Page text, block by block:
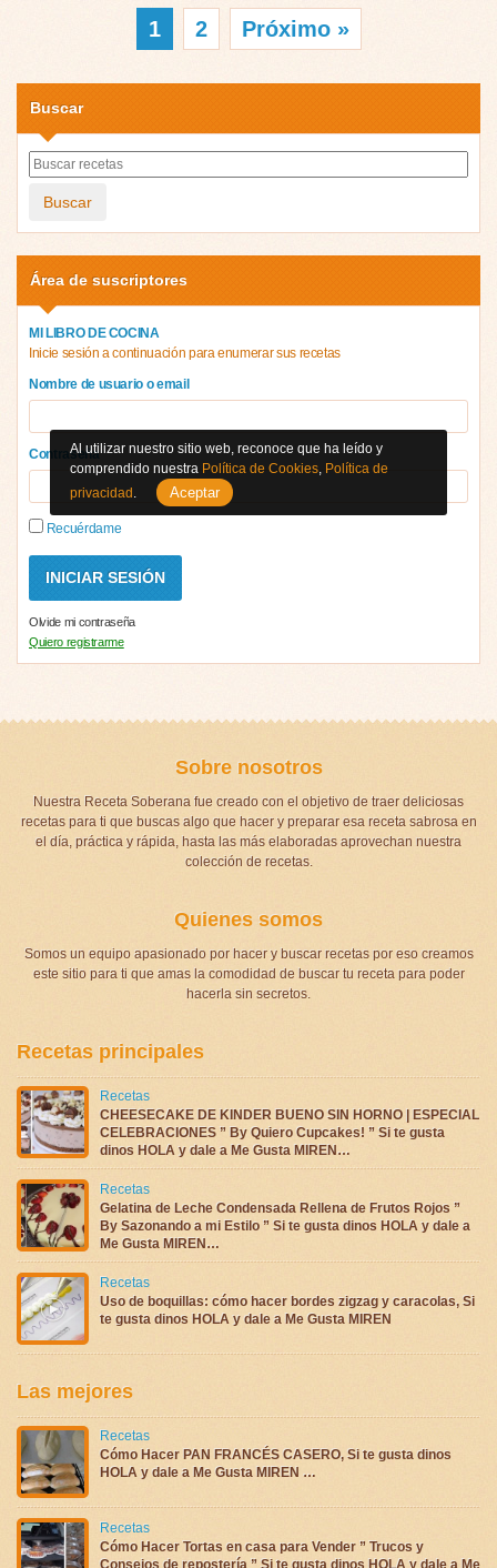
1 2 Próximo »
Buscar
Buscar
Área de suscriptores
MI LIBRO DE COCINA
Inicie sesión a continuación para enumerar sus recetas
Nombre de usuario o email
Contraseña
Recuérdame
Olvide mi contraseña
Quiero registrarme
Sobre nosotros
Nuestra Receta Soberana fue creado con el objetivo de traer deliciosas
recetas para ti que buscas algo que hacer y preparar esa receta sabrosa en
el día, práctica y rápida, hasta las más elaboradas aprovechan nuestra
colección de recetas.
Quienes somos
Somos un equipo apasionado por hacer y buscar recetas por eso creamos
este sitio para ti que amas la comodidad de buscar tu receta para poder
hacerla sin secretos.
Recetas principales
Recetas
CHEESECAKE DE KINDER BUENO SIN HORNO | ESPECIAL
CELEBRACIONES ” By Quiero Cupcakes! ” Si te gusta
dinos HOLA y dale a Me Gusta MIREN…
Recetas
Gelatina de Leche Condensada Rellena de Frutos Rojos ”
By Sazonando a mi Estilo ” Si te gusta dinos HOLA y dale a
Me Gusta MIREN…
Recetas
Uso de boquillas: cómo hacer bordes zigzag y caracolas, Si
te gusta dinos HOLA y dale a Me Gusta MIREN
Las mejores
Recetas
Cómo Hacer PAN FRANCÉS CASERO, Si te gusta dinos
HOLA y dale a Me Gusta MIREN …
Recetas
Cómo Hacer Tortas en casa para Vender ” Trucos y
Consejos de repostería ” Si te gusta dinos HOLA y dale a Me
Al utilizar nuestro sitio web, reconoce que ha leído y
comprendido nuestra Política de Cookies, Política de
privacidad . Aceptar